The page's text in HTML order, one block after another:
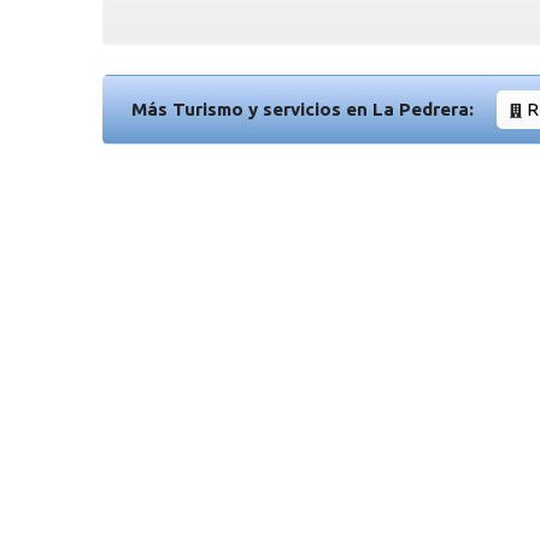
Más Turismo y servicios en La Pedrera: